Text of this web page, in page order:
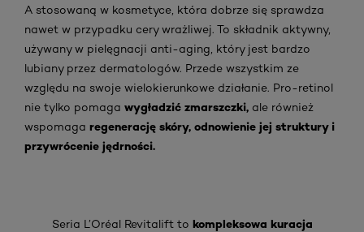
A stosowaną w kosmetyce, która dobrze się sprawdza
nawet w przypadku cery wrażliwej. To składnik aktywny,
używany w pielęgnacji anti-aging, który jest bardzo
lubiany przez dermatologów. Przede wszystkim ze
względu na swoje wielokierunkowe działanie. Pro-retinol
nie tylko pomaga wygładzić zmarszczki, ale również
wspomaga regenerację skóry, odnowienie jej struktury i
przywrócenie jędrności.
Seria L’Oréal Revitalift to kompleksowa kuracja